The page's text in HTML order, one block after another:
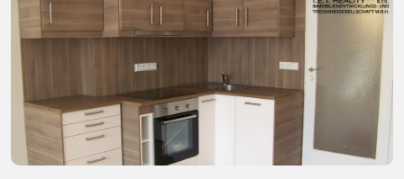
Další fotografie (21)